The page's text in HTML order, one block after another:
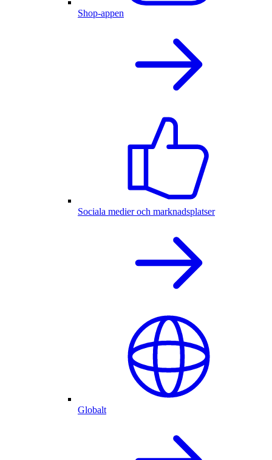
Shop-appen
Sociala medier och marknadsplatser
Globalt